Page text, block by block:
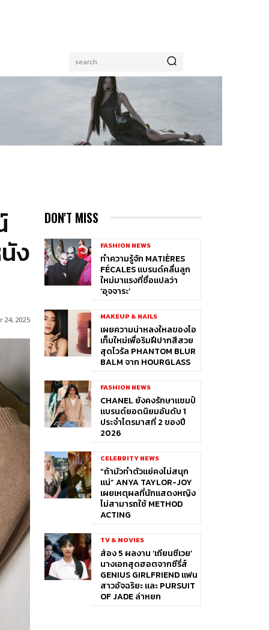
search
ง
24, 2025
DON'T MISS
FASHION NEWS
ทำความรู้จัก MATIÈRES
FÉCALES แบรนด์คลื่นลูก
ใหม่มาแรงที่ชื่อแปลว่า
‘อุจจาระ’
MAKEUP & NAILS
เผยความน่าหลงใหลของไอ
เท็มใหม่เพื่อริมฝีปากสีสวย
สุดไวรัล PHANTOM BLUR
BALM จาก HOURGLASS
FASHION NEWS
CHANEL ยังคงรักษาแชมป์
แบรนด์ยอดนิยมอันดับ 1
ประจำไตรมาสที่ 2 ของปี
2026
CELEBRITY NEWS
“ถ้ามัวทำตัวแย่คงไม่สนุก
แน่” ANYA TAYLOR-JOY
เผยเหตุผลที่นักแสดงหญิง
ไม่สามารถใช้ METHOD
ACTING
TV & MOVIES
ส่อง 5 ผลงาน ‘เถียนซีเวย’
นางเอกสุดฮอตจากซีรี่ส์
GENIUS GIRLFRIEND แฟน
สาวอัจฉริยะ และ PURSUIT
OF JADE ล่าหยก